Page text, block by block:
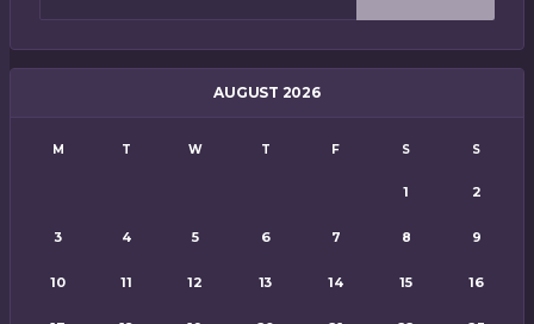
AUGUST 2026
M T W T F S S
1 2
3 4 5 6 7 8 9
10 11 12 13 14 15 16